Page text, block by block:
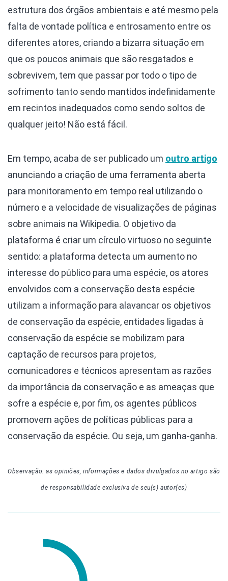
estrutura dos órgãos ambientais e até mesmo pela
falta de vontade política e entrosamento entre os
diferentes atores, criando a bizarra situação em
que os poucos animais que são resgatados e
sobrevivem, tem que passar por todo o tipo de
sofrimento tanto sendo mantidos indefinidamente
em recintos inadequados como sendo soltos de
qualquer jeito! Não está fácil.
Em tempo, acaba de ser publicado um outro artigo
anunciando a criação de uma ferramenta aberta
para monitoramento em tempo real utilizando o
número e a velocidade de visualizações de páginas
sobre animais na Wikipedia. O objetivo da
plataforma é criar um círculo virtuoso no seguinte
sentido: a plataforma detecta um aumento no
interesse do público para uma espécie, os atores
envolvidos com a conservação desta espécie
utilizam a informação para alavancar os objetivos
de conservação da espécie, entidades ligadas à
conservação da espécie se mobilizam para
captação de recursos para projetos,
comunicadores e técnicos apresentam as razões
da importância da conservação e as ameaças que
sofre a espécie e, por fim, os agentes públicos
promovem ações de políticas públicas para a
conservação da espécie. Ou seja, um ganha-ganha.
Observação: as opiniões, informações e dados divulgados no artigo são
de responsabilidade exclusiva de seu(s) autor(es)